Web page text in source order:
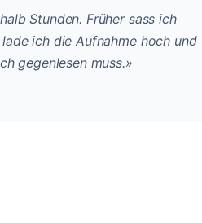
Stunden. Früher sass ich
ich die Aufnahme hoch und
gegenlesen muss.»